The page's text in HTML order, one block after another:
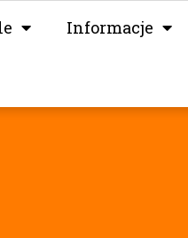
Informacje